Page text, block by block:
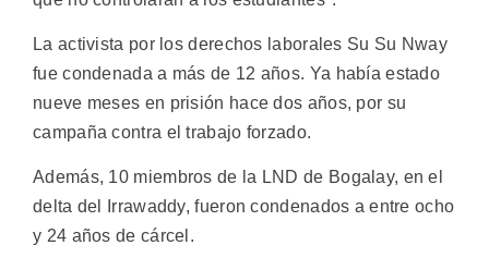
La activista por los derechos laborales Su Su Nway
fue condenada a más de 12 años. Ya había estado
nueve meses en prisión hace dos años, por su
campaña contra el trabajo forzado.
Además, 10 miembros de la LND de Bogalay, en el
delta del Irrawaddy, fueron condenados a entre ocho
y 24 años de cárcel.